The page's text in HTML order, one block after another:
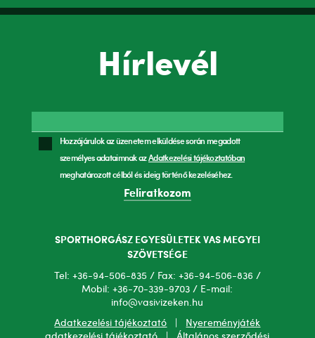
Hírlevél
Hozzájárulok az üzenetem elküldése során megadott
személyes adataimnak azAdatkezelési tájékoztatóban
meghatározott célból és ideig történő kezeléséhez.
Feliratkozom
SPORTHORGÁSZ EGYESÜLETEK VAS MEGYEI
SZÖVETSÉGE
Tel: +36-94-506-835 / Fax: +36-94-506-836 /
Mobil: +36-70-339-9703 / E-mail:
info@vasivizeken.hu
Adatkezelési tájékoztató
Nyereményjáték